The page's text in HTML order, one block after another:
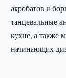
акробатов и
танцевальные
кухне, а также
начинающих